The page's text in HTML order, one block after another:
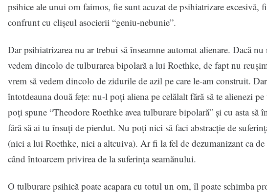
psihice ale unui om faimos, fie sunt acuzat de psihiatrizare excesivă,
confrunt cu clișeul asocierii “geniu-nebunie”.
Dar psihiatrizarea nu ar trebui să înseamne automat alienare. Dacă nu
vedem dincolo de tulburarea bipolară a lui Roethke, de fapt nu
vrem să vedem dincolo de zidurile de azil pe care le-am construit.
întotdeauna două fețe: nu-l poți aliena pe celălalt fără să te alienezi
poți spune “Theodore Roethke avea tulburare bipolară” și cu asta să
fără să ai tu însuți de pierdut. Nu poți nici să faci abstracție de
(nici a lui Roethke, nici a altcuiva). Ar fi la fel de dezumanizant ca de
când întoarcem privirea de la suferința seamănului.
O tulburare psihică poate acapara cu totul un om, îl poate schimba